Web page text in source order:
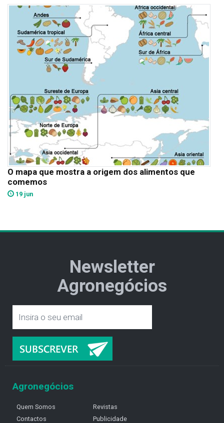
O mapa que mostra a origem dos alimentos que
comemos
19 jun
Newsletter
Agronegócios
Agronegócios
Quem Somos
Contactos
Revistas
Publicidade